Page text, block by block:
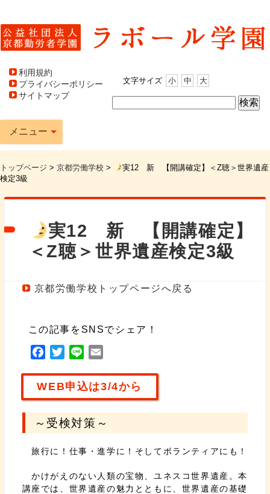
利用規約
プライバシーポリシー
サイトマップ
文字サイズ 小 中 大
メニュー
トップページ > 京都労働学校 >
実12 新 【開講確定】＜Z聴＞世界遺産
検定3級
実12 新 【開講確定】
＜Z聴＞世界遺産検定3級
京都労働学校トップページへ戻る
この記事をSNSでシェア！
F
c
o
k
T
i
e
n
e
a
WEB申込は3/4から
～受検対策～
旅行に！仕事・進学に！そしてボランティアにも！
かけがえのない人類の宝物、ユネスコ世界遺産。本
講座では、世界遺産の魅力とともに、世界遺産の基礎